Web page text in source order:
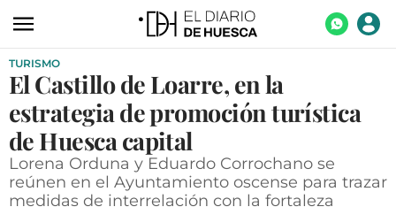
ACTUALIDAD
ECONOMÍA
TECNOLOGÍA
TURISMO
AGROALIMENTACIÓN
TURISMO
El Castillo de Loarre, en la
estrategia de promoción turística
de Huesca capital
Lorena Orduna y Eduardo Corrochano se
reúnen en el Ayuntamiento oscense para trazar
medidas de interrelación con la fortaleza